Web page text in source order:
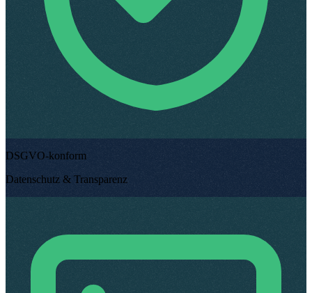
DSGVO-konform
Datenschutz & Transparenz